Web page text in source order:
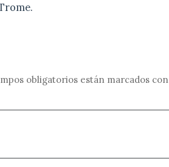
obligatorios están marcados con